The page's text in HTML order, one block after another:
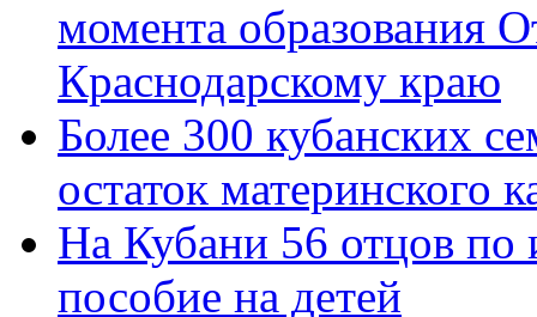
момента образования
Краснодарскому краю
Более 300 кубанских
остаток материнского
На Кубани 56 отцов по
пособие на детей